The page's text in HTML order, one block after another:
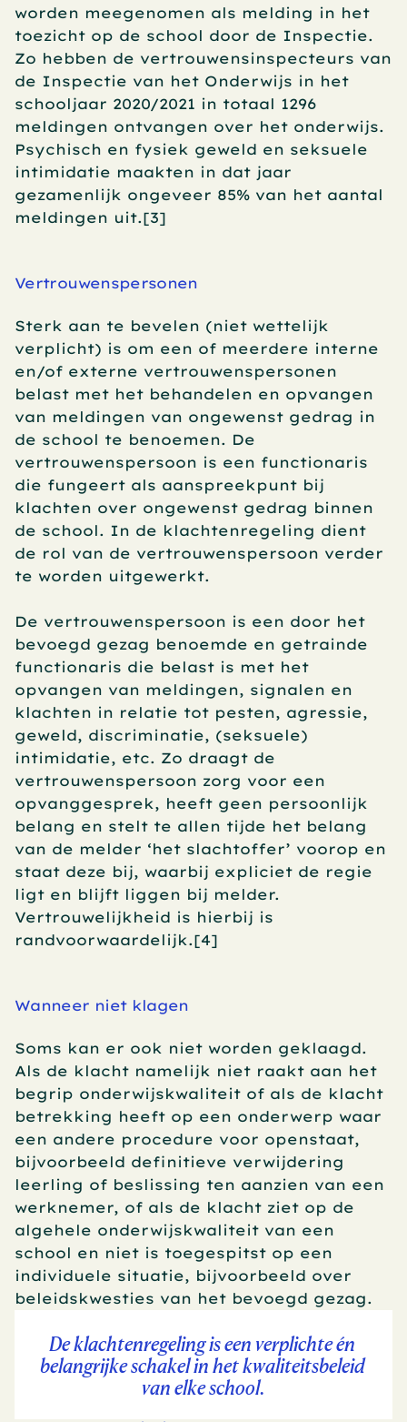
worden meegenomen als melding in het
toezicht op de school door de Inspectie.
Zo hebben de vertrouwensinspecteurs van
de Inspectie van het Onderwijs in het
schooljaar 2020/2021 in totaal 1296
meldingen ontvangen over het onderwijs.
Psychisch en fysiek geweld en seksuele
intimidatie maakten in dat jaar
gezamenlijk ongeveer 85% van het aantal
meldingen uit.[3]
Vertrouwenspersonen
Sterk aan te bevelen (niet wettelijk
verplicht) is om een of meerdere interne
en/of externe vertrouwenspersonen
belast met het behandelen en opvangen
van meldingen van ongewenst gedrag in
de school te benoemen. De
vertrouwenspersoon is een functionaris
die fungeert als aanspreekpunt bij
klachten over ongewenst gedrag binnen
de school. In de klachtenregeling dient
de rol van de vertrouwenspersoon verder
te worden uitgewerkt.
De vertrouwenspersoon is een door het
bevoegd gezag benoemde en getrainde
functionaris die belast is met het
opvangen van meldingen, signalen en
klachten in relatie tot pesten, agressie,
geweld, discriminatie, (seksuele)
intimidatie, etc. Zo draagt de
vertrouwenspersoon zorg voor een
opvanggesprek, heeft geen persoonlijk
belang en stelt te allen tijde het belang
van de melder ‘het slachtoffer’ voorop en
staat deze bij, waarbij expliciet de regie
ligt en blijft liggen bij melder.
Vertrouwelijkheid is hierbij is
randvoorwaardelijk.[4]
Wanneer niet klagen
Soms kan er ook niet worden geklaagd.
Als de klacht namelijk niet raakt aan het
begrip onderwijskwaliteit of als de klacht
betrekking heeft op een onderwerp waar
een andere procedure voor openstaat,
bijvoorbeeld definitieve verwijdering
leerling of beslissing ten aanzien van een
werknemer, of als de klacht ziet op de
algehele onderwijskwaliteit van een
school en niet is toegespitst op een
individuele situatie, bijvoorbeeld over
beleidskwesties van het bevoegd gezag.
De klachtenregeling is een verplichte én
belangrijke schakel in het kwaliteitsbeleid
van elke school.